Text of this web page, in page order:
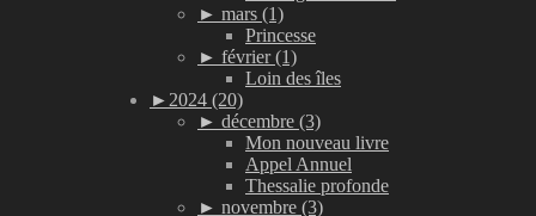
► mars (1)
Princesse
► février (1)
Loin des îles
► 2024 (20)
► décembre (3)
Mon nouveau livre
Appel Annuel
Thessalie profonde
► novembre (3)